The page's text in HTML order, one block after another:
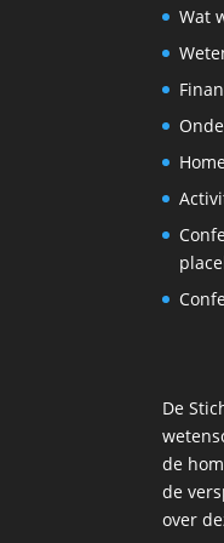
Wat
De
de
de
over